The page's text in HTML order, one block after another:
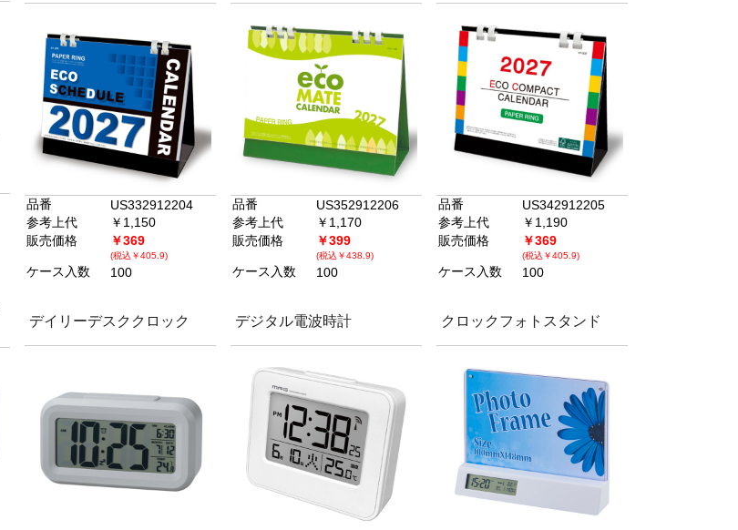
品番
US332912204
参考上代
￥1,150
販売価格
￥369
(税込￥405.9)
ケース入数 100
品番
US352912206
参考上代
￥1,170
販売価格
￥399
(税込￥438.9)
ケース入数 100
品番
US342912205
参考上代
￥1,190
販売価格
￥369
(税込￥405.9)
ケース入数 100
デイリーデスククロック デジタル電波時計 クロックフォトスタンド